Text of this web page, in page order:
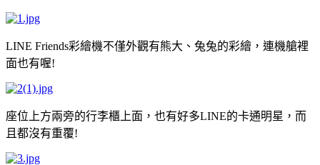
LINE Friends彩繪機不僅外觀有熊大、兔兔的彩繪，連機艙裡
面也有喔!
座位上方兩旁的行李櫃上面，也有好多LINE的卡通明星，而
且都沒有重覆!